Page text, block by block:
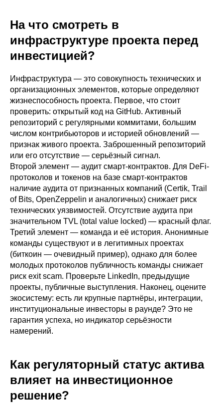
На что смотреть в
инфраструктуре проекта перед
инвестицией?
Инфраструктура — это совокупность технических и
организационных элементов, которые определяют
жизнеспособность проекта. Первое, что стоит
проверить: открытый код на GitHub. Активный
репозиторий с регулярными коммитами, большим
числом контрибьюторов и историей обновлений —
признак живого проекта. Заброшенный репозиторий
или его отсутствие — серьёзный сигнал.
Второй элемент — аудит смарт-контрактов. Для DeFi-
протоколов и токенов на базе смарт-контрактов
наличие аудита от признанных компаний (Certik, Trail
of Bits, OpenZeppelin и аналогичных) снижает риск
технических уязвимостей. Отсутствие аудита при
значительном TVL (total value locked) — красный флаг.
Третий элемент — команда и её история. Анонимные
команды существуют и в легитимных проектах
(биткоин — очевидный пример), однако для более
молодых протоколов публичность команды снижает
риск exit scam. Проверьте LinkedIn, предыдущие
проекты, публичные выступления. Наконец, оцените
экосистему: есть ли крупные партнёры, интеграции,
институциональные инвесторы в раунде? Это не
гарантия успеха, но индикатор серьёзности
намерений.
Как регуляторный статус актива
влияет на инвестиционное
решение?